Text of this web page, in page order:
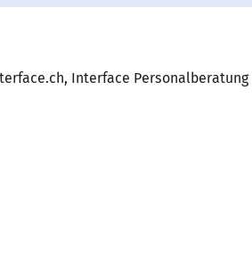
Interface Personalberatung